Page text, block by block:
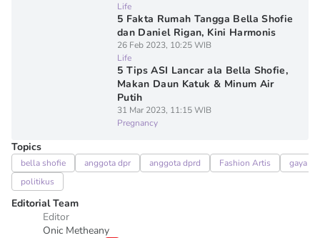
Life
5 Fakta Rumah Tangga Bella Shofie
dan Daniel Rigan, Kini Harmonis
26 Feb 2023, 10:25 WIB
Life
5 Tips ASI Lancar ala Bella Shofie,
Makan Daun Katuk & Minum Air
Putih
31 Mar 2023, 11:15 WIB
Pregnancy
Topics
bella shofie anggota dpr anggota dprd Fashion Artis
gaya
politikus
Editorial Team
Editor
Onic Metheany